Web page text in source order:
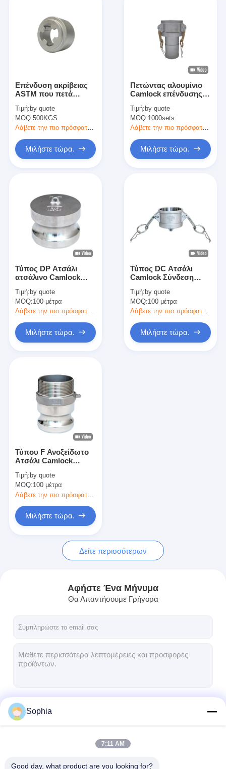
Κολλητική ταινία υφασμάτων γυαλιού
Κολλητική ταινία ταινιών Polyimide
Ταινία υφασμάτων γυαλιού φύλλων αλουμινίου αργιλίου
Αντιμέτωπο φύλλο αλουμινίου έγγραφο της Kraft
Ύφασμα φίμπεργκλας φύλλων αλουμινίου αργιλίου
Το διπλάσιο πλαισίωσε την κολλητική ταινία
Κολλητική ταινία της PET
Ρίψη επένδυσης ακρίβειας
Ηλεκτρική πίνακα μόνωσης
Επένδυση ακρίβειας
ASTM που πετά
ακρίβειας κεριών
Τιμή:by quote
MOQ:500KGS
Λάβετε την πιο πρόσφατη τιμή
Μιλήστε τώρα.
Πετώντας αλουμίνιο
Camlock επένδυσης
Τιμή:by quote
MOQ:1000sets
Λάβετε την πιο πρόσφατη τιμή
Μιλήστε τώρα.
Τύπος DP Ατσάλι
ατσάλινο Camlock
Investment Casting
Τιμή:by quote
MOQ:100 μέτρα
Λάβετε την πιο πρόσφατη τιμή
Μιλήστε τώρα.
Τύπος DC Ατσάλι
Camlock Σύνδεση
ακρίβειας Casting
Τιμή:by quote
MOQ:100 μέτρα
Λάβετε την πιο πρόσφατη τιμή
Μιλήστε τώρα.
Τύπου F Ανοξείδωτο
Ατσάλι Camlock
Ακριβείας με
Επένδυση
Τιμή: by quote
MOQ:100 μέτρα
Λάβετε την πιο πρόσφατη τιμή
Μιλήστε τώρα.
Δείτε περισσότερων
Αφήστε Ένα Μήνυμα
Θα Απαντήσουμε Γρήγορα
Sophia
7:11 AM
Good day, what product are you looking for?